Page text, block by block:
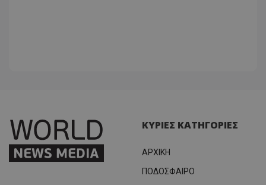
ΚΥΡΙΕΣ ΚΑΤΗΓΟΡΙΕΣ
ΑΡΧΙΚΗ
ΠΟΔΟΣΦΑΙΡΟ